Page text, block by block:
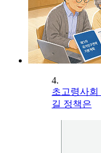
4.
초고령사회
길 정책은